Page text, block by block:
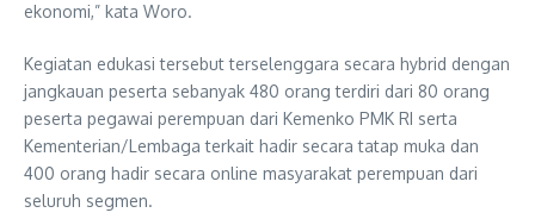
ekonomi,” kata Woro.
Kegiatan edukasi tersebut terselenggara secara hybrid dengan
jangkauan peserta sebanyak 480 orang terdiri dari 80 orang
peserta pegawai perempuan dari Kemenko PMK RI serta
Kementerian/Lembaga terkait hadir secara tatap muka dan
400 orang hadir secara online masyarakat perempuan dari
seluruh segmen.